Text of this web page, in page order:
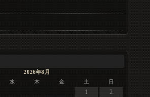
2026年8月
水 木 金 土 日
1
2